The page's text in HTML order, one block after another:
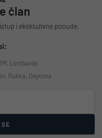
član
i ekskluzivne ponude.
Lombardo
Rukka, Daytona
SE